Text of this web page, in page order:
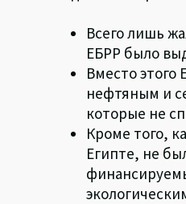
Всего лишь
ЕБРР было
Вместо
нефтяным и
которые не
Кроме того,
Египте, не